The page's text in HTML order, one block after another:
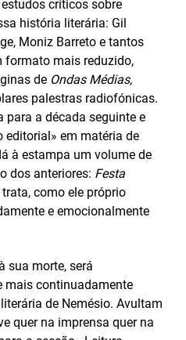
críticos sobre
história literária: Gil
Moniz Barreto e tantos
formato mais reduzido,
de Ondas Médias,
palestras radiofónicas.
para a década seguinte e
editorial» em matéria de
à estampa um volume de
dos anteriores: Festa
como ele próprio
e emocionalmente
sua morte, será
mais continuadamente
de Nemésio. Avultam
quer na imprensa quer na